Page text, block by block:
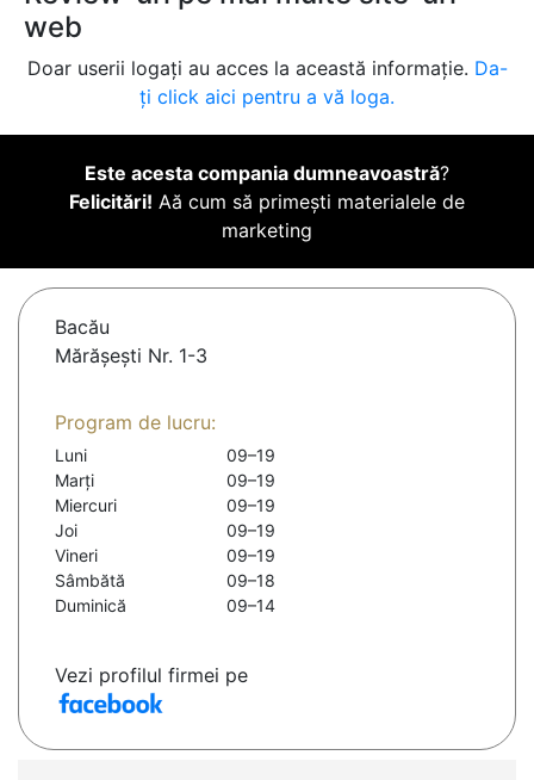
web
Doar userii logați au acces la această informație. Da-
ți click aici pentru a vă loga.
Este acesta compania dumneavoastră?
Felicitări! Aă cum să primești materialele de
marketing
Bacău
Mărășești Nr. 1-3
Program de lucru:
Luni
09–19
Marți
09–19
Miercuri
09–19
Joi
09–19
Vineri
09–19
Sâmbătă
09–18
Duminică
09–14
Vezi profilul firmei pe